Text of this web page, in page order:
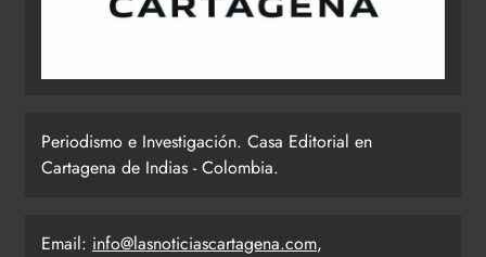
Periodismo e Investigación. Casa Editorial en
Cartagena de Indias - Colombia.
Email: info@lasnoticiascartagena.com,